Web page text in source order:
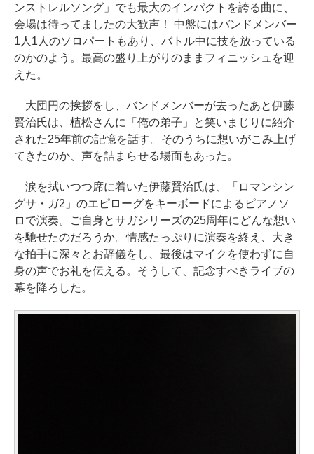
ンストレルソング」でも最大のインパクトを誇る曲に、
会場は待ってましたの大歓声！ 中盤にはバンドメンバー
1人1人のソロパートもあり、バトル中に技を放っている
のかのよう。最高の盛り上がりのままフィニッシュを迎
えた。
大団円の挨拶をし、バンドメンバーが去ったあと伊藤
賢治氏は、植松さんに「俺の弟子」と笑いまじりに紹介
された25年前の記憶を話す。そのうちに想いがこみ上げ
てきたのか、声を詰まらせる場面もあった。
涙を拭いつつ席に着いた伊藤賢治氏は、「ロマンシン
グサ・ガ2」のエピローグをキーボードによるピアノソ
ロで演奏。ご自身とサガシリーズの25周年にどんな想い
を馳せたのだろうか。情感たっぷりに演奏を終え、大き
な拍手に深々とお辞儀をし、最後はマイクを使わずに自
身の声でお礼を伝える。そうして、記念すべきライブの
幕を降ろした。